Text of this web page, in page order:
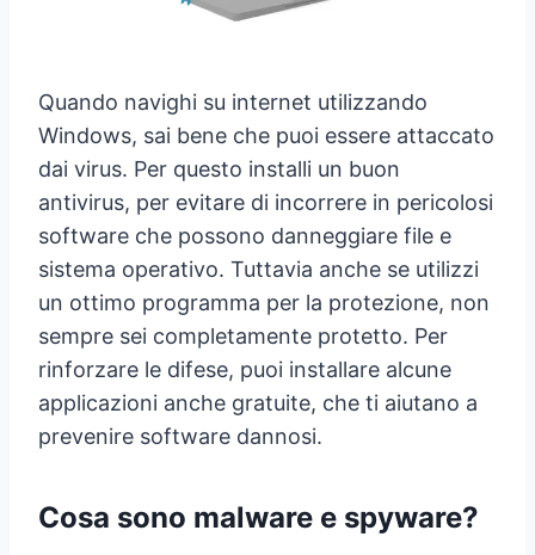
Quando navighi su internet utilizzando
Windows, sai bene che puoi essere attaccato
dai virus. Per questo installi un buon
antivirus, per evitare di incorrere in pericolosi
software che possono danneggiare file e
sistema operativo. Tuttavia anche se utilizzi
un ottimo programma per la protezione, non
sempre sei completamente protetto. Per
rinforzare le difese, puoi installare alcune
applicazioni anche gratuite, che ti aiutano a
prevenire software dannosi.
Cosa sono malware e spyware?